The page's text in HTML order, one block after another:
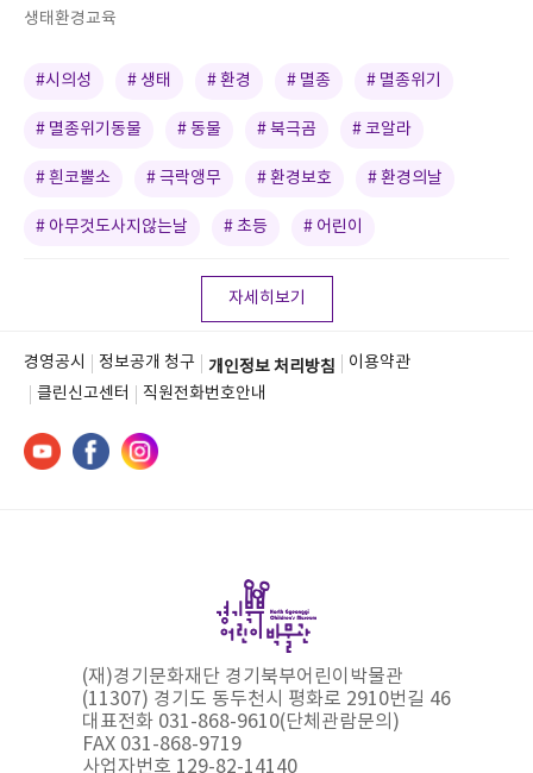
생태환경교육
#시의성 # 생태 # 환경 # 멸종 # 멸종위기
# 멸종위기동물 # 동물 # 북극곰 # 코알라
# 흰코뿔소 # 극락앵무 # 환경보호 # 환경의날
# 아무것도사지않는날 # 초등 # 어린이
자세히보기
경영공시 정보공개 청구 개인정보 처리방침
이용약관
클린신고센터
직원전화번호안내
(재)경기문화재단 경기북부어린이박물관
(11307) 경기도 동두천시 평화로 2910번길 46
대표전화 031-868-9610(단체관람문의)
FAX 031-868-9719
사업자번호 129-82-14140